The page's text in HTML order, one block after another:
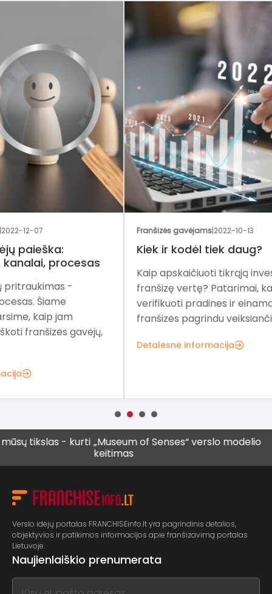
2022-10-13
Kiek ir kodėl tiek daug?
Kaip apskaičiuoti tikrąją investicijų į
franšizę vertę? Patarimai, kaip
verifikuoti pradines ir einamąsias
franšizės pagrindu veiksiančio verslo...
Detalesnė informacija
- kurti „Museum of Senses“ verslo modelio
keitimas
Vis
Verslo idėjų portalas FRANCHISEinfo.lt yra pagrindinis detalios,
objektyvios ir patikimos informacijos apie franšizavimą portalas
Lietuvoje.
Naujienlaiškio prenumerata
If